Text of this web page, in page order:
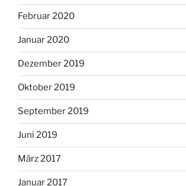
Februar 2020
Januar 2020
Dezember 2019
Oktober 2019
September 2019
Juni 2019
März 2017
Januar 2017